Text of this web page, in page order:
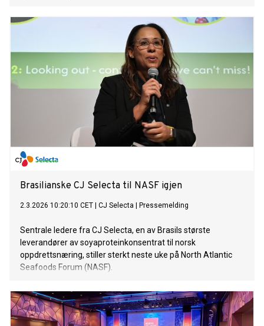
Brasilianske CJ Selecta til NASF igjen
2.3.2026 10:20:10 CET CJ Selecta Pressemelding
Sentrale ledere fra CJ Selecta, en av Brasils største
leverandører av soyaproteinkonsentrat til norsk
oppdrettsnæring, stiller sterkt neste uke på North Atlantic
Seafoods Forum (NASF).